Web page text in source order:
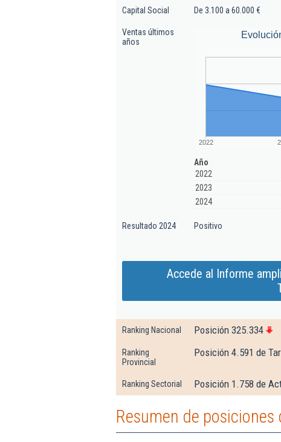
Capital Social De 3.100 a 60.000 €
Ventas últimos
años
2022
Año
2022
2023
2024
Resultado 2024 Positivo
Accede al Informe
Ranking Nacional Posición 325.334
Ranking
Provincial
Posición 4.591 de
Ranking Sectorial Posición 1.758 de
Resumen de posiciones